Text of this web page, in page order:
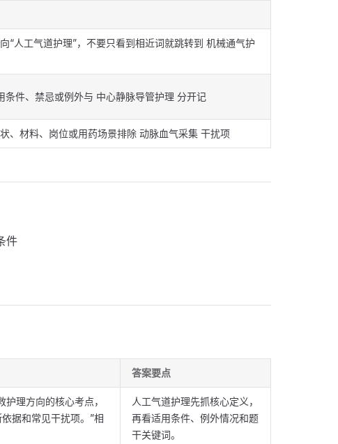
“人工气道护理”，不要只看到相近词就跳转到 机械通气护
条件、禁忌或例外与 中心静脉导管护理 分开记
、材料、岗位或用药场景排除 动脉血气采集 干扰项
件
答案要点
理方向的核心考点，
据和常见干扰项。”相
人工气道护理先抓核心定义，
再看适用条件、例外情况和题
干关键词。